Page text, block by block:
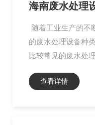
海南废水处理
随着工业生产的不
的废水处理设备种
比较常见的废水处
查看详情